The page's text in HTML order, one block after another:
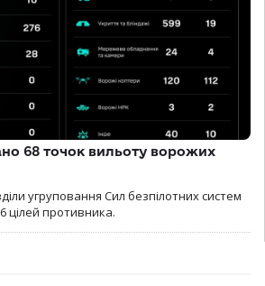
68 точок вильоту ворожих
угруповання Сил безпілотних систем
цілей противника.